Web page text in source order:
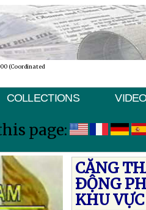
(Coordinated
COLLECTIONS
page:
CĂNG
ÐỘNG
KHU